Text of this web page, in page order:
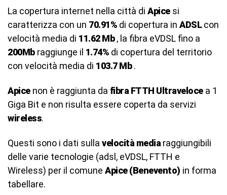
La copertura internet nella città di Apicesi
caratterizza con un 70.91% di copertura in ADSLcon
velocità media di 11.62 Mb, la fibra eVDSL fino a
200Mbraggiunge il 1.74% di copertura del territorio
con velocità media di 103.7 Mb.
Apicenon è raggiunta da fibra FTTH Ultravelocea 1
Giga Bit e non risulta essere coperta da servizi
wireless.
Questi sono i dati sulla velocità media raggiungibili
delle varie tecnologie (adsl, eVDSL, FTTH e
Wireless) per il comune Apice (Benevento) in forma
tabellare.